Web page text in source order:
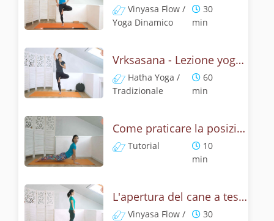
Vinyasa Flow /
Yoga Dinamico
30
min
Vrksasana - Lezione yoga con la storia dell'albero
Hatha Yoga /
Tradizionale
60
min
Come praticare la posizione del cane a testa su, Urdhva Mukha Svanasana? Tutorial
Tutorial
10
min
L'apertura del cane a testa in su - Yoga dinamico
Vinyasa Flow /
30